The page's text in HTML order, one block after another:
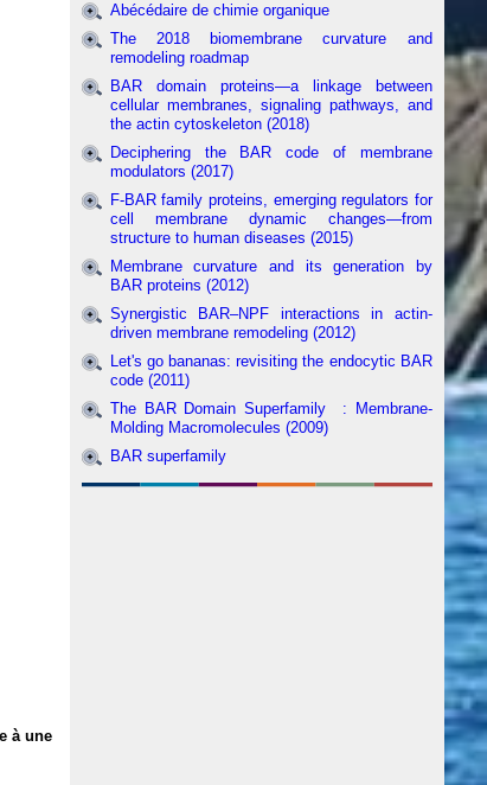
à une
Abécédaire de chimie organique
The 2018 biomembrane curvature and
remodeling roadmap
BAR domain proteins—a linkage between
cellular membranes, signaling pathways, and
the actin cytoskeleton (2018)
Deciphering the BAR code of membrane
modulators (2017)
F-BAR family proteins, emerging regulators for
cell membrane dynamic changes—from
structure to human diseases (2015)
Membrane curvature and its generation by
BAR proteins (2012)
Synergistic BAR–NPF interactions in actin-
driven membrane remodeling (2012)
Let's go bananas: revisiting the endocytic BAR
code (2011)
The BAR Domain Superfamily : Membrane-
Molding Macromolecules (2009)
BAR superfamily